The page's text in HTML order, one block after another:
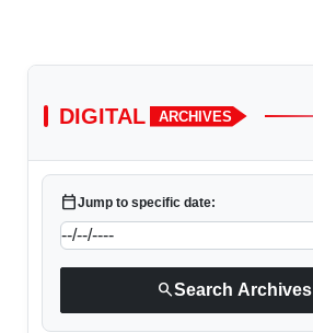
DIGITAL ARCHIVES
calendar_todayJump to specific date:
searchSearch Archives